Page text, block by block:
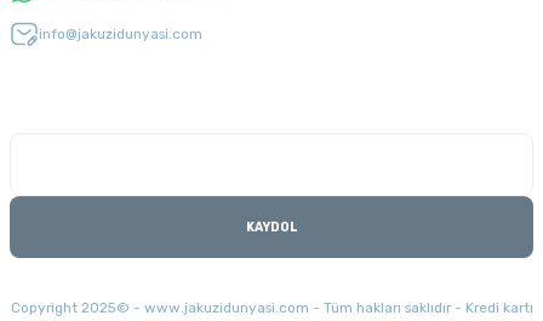
info@jakuzidunyasi.com
KAYDOL
Copyright 2025© - www.jakuzidunyasi.com - Tüm hakları saklıdır - Kredi kartı